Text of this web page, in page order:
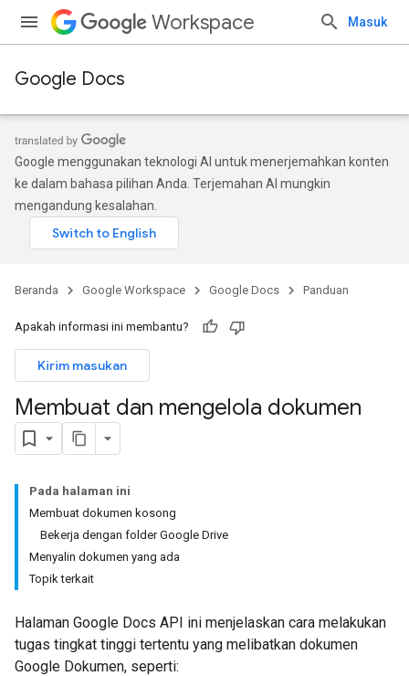
Workspace Masuk
Google Docs
Google menggunakan teknologi AI untuk menerjemahkan konten
ke dalam bahasa pilihan Anda. Terjemahan AI mungkin
mengandung kesalahan.
Beranda Google Workspace Google Docs Panduan
Apakah informasi ini membantu?
Kirim masukan
Membuat dan mengelola dokumen
Pada halaman ini
Membuat dokumen kosong
Bekerja dengan folder Google Drive
Menyalin dokumen yang ada
Topik terkait
Halaman Google Docs API ini menjelaskan cara melakukan
tugas tingkat tinggi tertentu yang melibatkan dokumen
Google Dokumen, seperti: